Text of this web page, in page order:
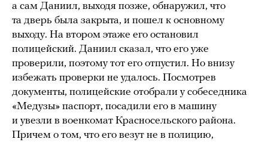
а сам Даниил, выходя позже, обнаружил, что
та дверь была закрыта, и пошел к основному
выходу. На втором этаже его остановил
полицейский. Даниил сказал, что его уже
проверили, поэтому тот его отпустил. Но внизу
избежать проверки не удалось. Посмотрев
документы, полицейские отобрали у собеседника
«Медузы» паспорт, посадили его в машину
и увезли в военкомат Красносельского района.
Причем о том, что его везут не в полицию,